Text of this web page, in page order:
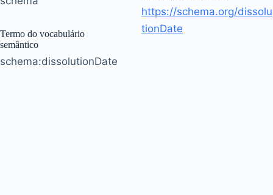
Termo do vocabulário
semântico
schema:dissolutionDate
https://schema.org/dissolu
tionDate